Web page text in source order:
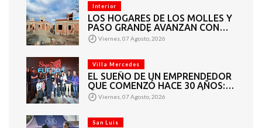
Interior
LOS HOGARES DE LOS MOLLES Y
PASO GRANDE AVANZAN CON
MAMPOSTERÍA E
INSTALACIONES
Viernes, 07 Agosto, 2026
Villa Mercedes
EL SUEÑO DE UN EMPRENDEDOR
QUE COMENZÓ HACE 30 AÑOS:
SUPER EUROPA INAUGURÓ SU
CUARTA SUCURSAL EN VILLA
Viernes, 07 Agosto, 2026
San Luis